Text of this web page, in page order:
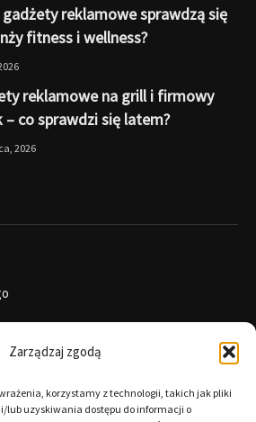
Zarządzaj zgodą
korzystamy z technologii, takich jak pliki
lub uzyskiwania dostępu do informacji o
reklamowe sprawdzą się
fitness i wellness?
reklamowe na grill i firmowy
– co sprawdzi się latem?
2026